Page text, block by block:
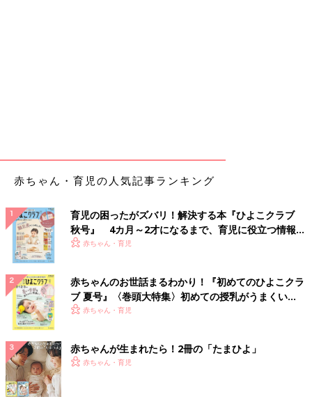
赤ちゃん・育児の人気記事ランキング
育児の困ったがズバリ！解決する本『ひよこクラブ
秋号』 4カ月～2才になるまで、育児に役立つ情報が
いっぱい！
赤ちゃん・育児
赤ちゃんのお世話まるわかり！『初めてのひよこクラ
ブ 夏号』〈巻頭大特集〉初めての授乳がうまくい
く！ おっぱい・ミルクの基本と夏のトラブル 解決テ
赤ちゃん・育児
赤ちゃんが生まれたら！2冊の「たまひよ」
赤ちゃん・育児